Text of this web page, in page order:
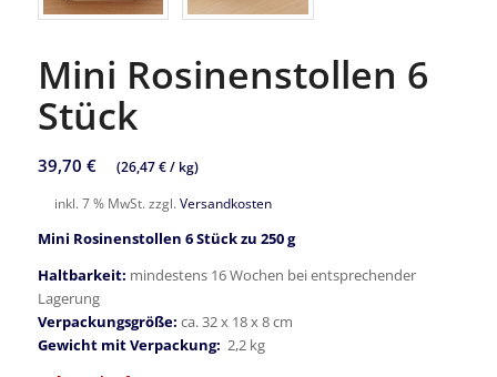
Mini Rosinenstollen 6
Stück
39,70 € (26,47€/ kg)
inkl. 7 % MwSt. zzgl.Versandkosten
Mini Rosinenstollen 6 Stück zu 250 g
Haltbarkeit: mindestens 16 Wochen bei entsprechender
Lagerung
Verpackungsgröße: ca. 32 x 18 x 8 cm
Gewicht mit Verpackung: 2,2 kg